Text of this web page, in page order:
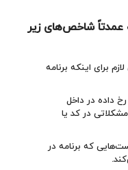
عمدتاً شاخص‌های زیر
برای اینکه برنامه
داده در داخل
در کد یا
که برنامه در